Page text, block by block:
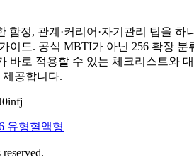
함정, 관계·커리어·자기관리 팁을 하
이드. 공식 MBTI가 아닌 256 확장 분
바로 적용할 수 있는 체크리스트와 대
제공합니다.
infj
유형혈액형